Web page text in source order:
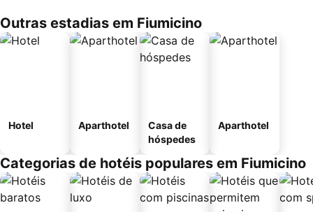
Outras estadias em Fiumicino
Hotel Aparthotel
Casa de
hóspedes
Aparthotel
Categorias de hotéis populares em Fiumicino